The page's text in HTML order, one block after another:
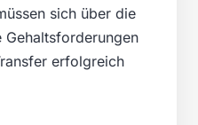
sich über die
erfolgreich